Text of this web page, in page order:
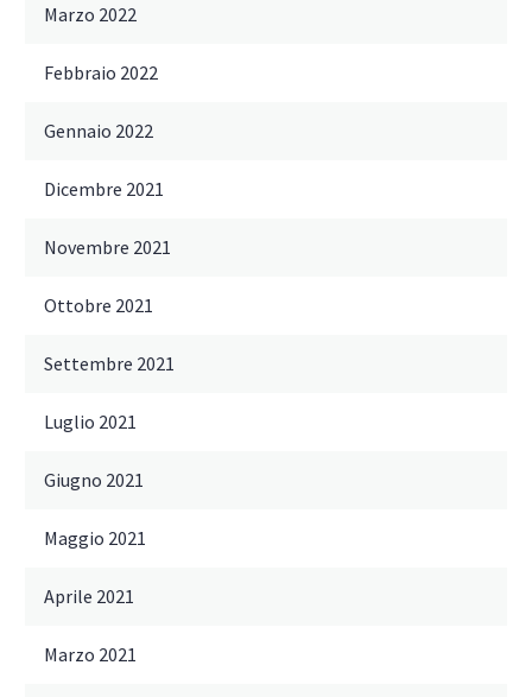
Marzo 2022
Febbraio 2022
Gennaio 2022
Dicembre 2021
Novembre 2021
Ottobre 2021
Settembre 2021
Luglio 2021
Giugno 2021
Maggio 2021
Aprile 2021
Marzo 2021